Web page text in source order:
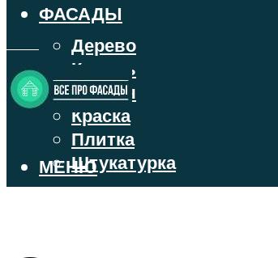
ФАСАДЫ
Дерево
Камень
Кирпич
Краска
Плитка
Штукатурка
ВЕНТИЛИРУЕМЫЕ
МЕНЮ